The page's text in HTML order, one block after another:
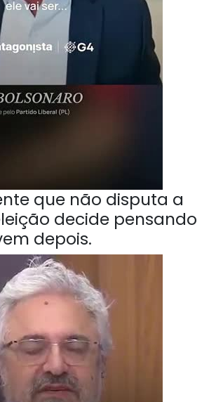
que não disputa a
decide pensando
depois.